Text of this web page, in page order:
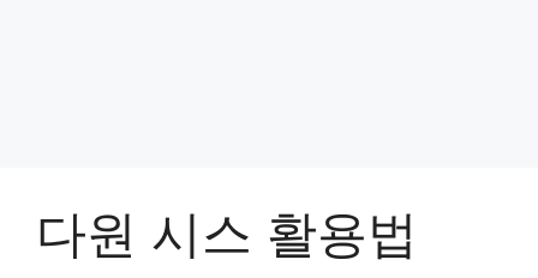
다원 시스 활용법